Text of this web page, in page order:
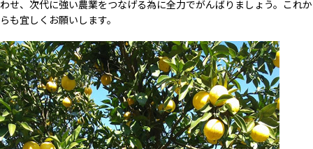
わせ、次代に強い農業をつなげる為に全力でがんばりましょう。これか
らも宜しくお願いします。